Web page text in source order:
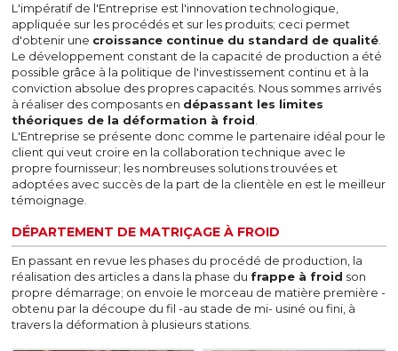
L'impératif de l'Entreprise est l'innovation technologique,
appliquée sur les procédés et sur les produits; ceci permet
d'obtenir une croissance continue du standard de qualité
Le développement constant de la capacité de production a été
possible grâce à la politique de l'investissement continu et à la
conviction absolue des propres capacités. Nous sommes arrivés
à réaliser des composants en dépassant les limites
théoriques de la déformation à froid
L'Entreprise se présente donc comme le partenaire idéal pour le
client qui veut croire en la collaboration technique avec le
propre fournisseur; les nombreuses solutions trouvées et
adoptées avec succès de la part de la clientèle en est le meilleur
témoignage.
DÉPARTEMENT DE MATRIÇAGE À FROID
En passant en revue les phases du procédé de production, la
réalisation des articles a dans la phase du frappe à froid son
propre démarrage; on envoie le morceau de matière première -
obtenu par la découpe du fil -au stade de mi- usiné ou fini, à
travers la déformation à plusieurs stations.